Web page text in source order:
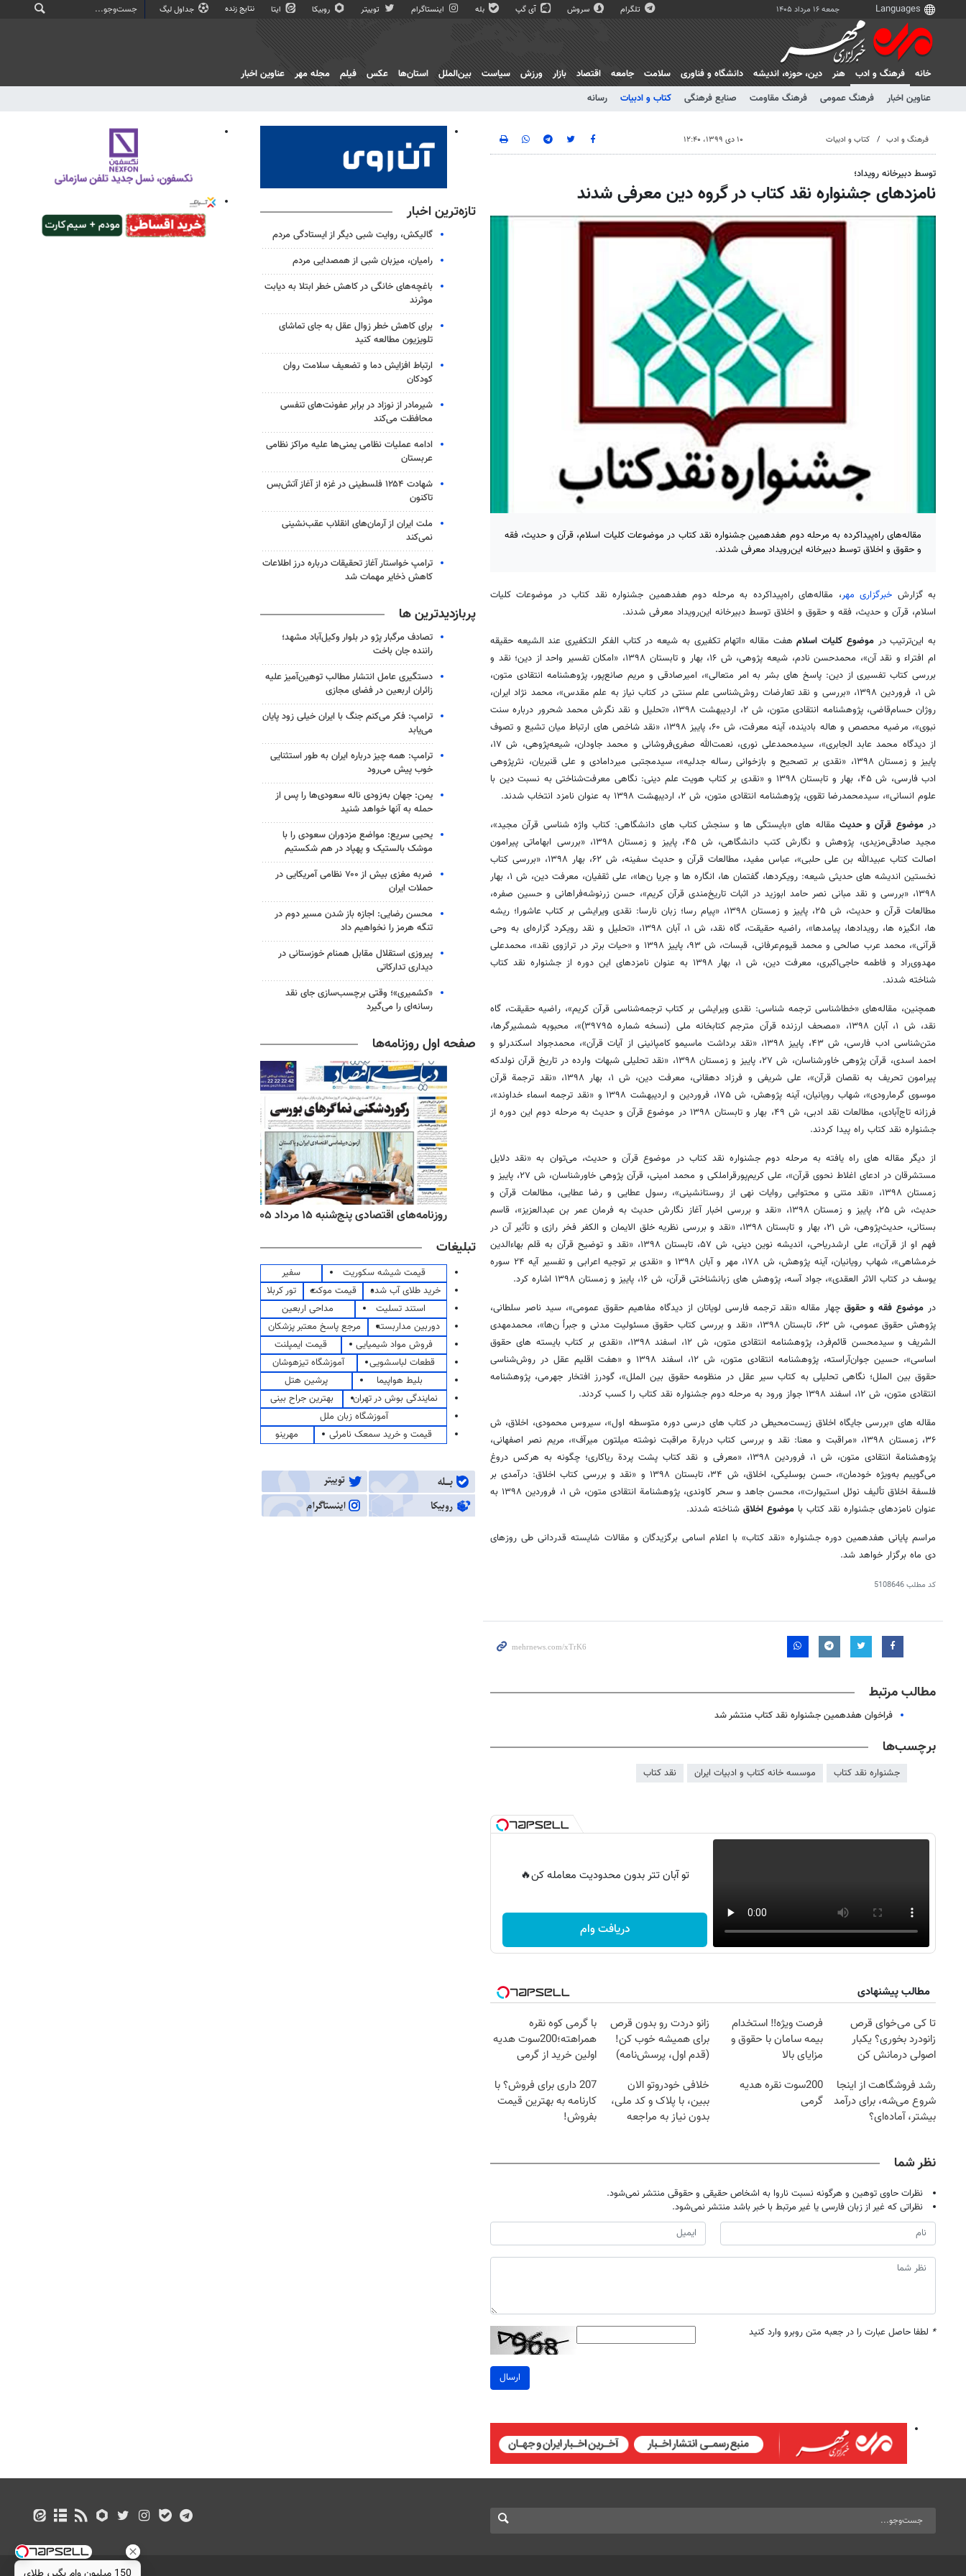
جمعه ۱۶ مرداد ۱۴۰۵ تلگرام سروش آی گپ بله اینستاگرام توییتر روبیکا ایتا نتایج زنده جداول لیگ
خانه
فرهنگ و ادب
عناوین اخبار
فرهنگ عمومی فرهنگ مقاومت صنایع فرهنگی کتاب و ادبیات رسانه
هنر دين، حوزه، انديشه دانشگاه و فناوری سلامت جامعه اقتصاد بازار ورزش سیاست بین‌الملل استان‌ها عکس فیلم مجله مهر عناوین اخبار
فرهنگ و ادب کتاب و ادبیات ۱۰ دی ۱۳۹۹، ۱۲:۴۰
توسط دبیرخانه رویداد؛
نامزدهای جشنواره نقد کتاب در گروه دین معرفی شدند
مقاله‌های راه‌پیداکرده به مرحله دوم هفدهمین جشنواره نقد کتاب در موضوعات کلیات اسلام، قرآن و حدیث، فقه
و حقوق و اخلاق توسط دبیرخانه این‌رویداد معرفی شدند.
به گزارش خبرگزاری مهر، مقاله‌های راه‌پیداکرده به مرحله دوم هفدهمین جشنواره نقد کتاب در موضوعات کلیات
اسلام، قرآن و حدیث، فقه و حقوق و اخلاق توسط دبیرخانه این‌رویداد معرفی شدند.
به این‌ترتیب در موضوع کلیات اسلامهفت مقاله «اتهام تکفیری به شیعه در کتاب الفکر التکفیری عند الشیعه حقیقه
ام افتراء و نقد آن»، محمدحسن نادم، شیعه پژوهی، ش ۱۶، بهار و تابستان ۱۳۹۸، «امکان تفسیر واحد از دین؛ نقد و
بررسی کتاب تفسیری از دین: پاسخ‌ های بشر به امر متعالی»، امیرصادقی و مریم صانع‌پور، پژوهشنامه انتقادی متون،
ش ۱، فروردین ۱۳۹۸، «بررسی و نقد تعارضات روش‌شناسی علم سنتی در کتاب نیاز به علم مقدس»، محمد نژاد ایران،
روژان حسام‌قاضی، پژوهشنامه انتقادی متون، ش ۲، اردیبهشت ۱۳۹۸، «تحلیل و نقد نگرش محمد شحرور درباره سنت
نبوی»، مرضیه محصص و هاله بادینده، آینه معرفت، ش ۶۰، پاییز ۱۳۹۸، «نقد شاخص های ارتباط میان تشیع و تصوف
از دیدگاه محمد عابد الجابری»، سیدمحمدعلی نوری، نعمت‌الله صفری‌فروشانی و محمد جاودان، شیعه‌پژوهی، ش ۱۷،
پاییز و زمستان ۱۳۹۸، «نقدی بر تصحیح و بازخوانی رساله جدلیه»، سیدمجتبی میردامادی و علی قنبریان، نثرپژوهی
ادب فارسی، ش ۴۵، بهار و تابستان ۱۳۹۸ و «نقدی بر کتاب هویت علم دینی: نگاهی معرفت‌شناختی به نسبت دین با
علوم انسانی»، سیدمحمدرضا تقوی، پژوهشنامه انتقادی متون، ش ۲، اردیبهشت ۱۳۹۸ به عنوان نامزد انتخاب شدند.
در موضوع قرآن و حدیث مقاله های «بایستگی ها و سنجش کتاب‌ های دانشگاهی: کتاب واژه شناسی قرآن مجید»،
مجید صادقی‌مزیدی، پژوهش و نگارش کتب دانشگاهی، ش ۴۵، پاییز و زمستان ۱۳۹۸، «بررسی ابهاماتی پیرامون
اصالت کتاب عبیدالله بن علی حلبی»، عباس مفید، مطالعات قرآن و حدیث سفینه، ش ۶۲، بهار ۱۳۹۸، «بررسی کتاب
نخستین اندیشه‌ های حدیثی شیعه: رویکردها، گفتمان‌ ها، انگاره ‌ها و جریا ن‌ها»، علی ثقفیان، معرفت دین، ش ۱، بهار
۱۳۹۸، «بررسی و نقد مبانی نصر حامد ابوزید در اثبات تاریخ‌مندی قرآن کریم»، حسن زرنوشه‌فراهانی و حسین صفره،
مطالعات قرآن و حدیث، ش ۲۵، پاییز و زمستان ۱۳۹۸، «پیام رسا؛ زبان نارسا: نقدی ویرایشی بر کتاب عاشورا؛ ریشه
‌ها، انگیزه ‌ها، رویدادها، پیامدها»، راضیه حقیقت، گاه نقد، ش ۱، آبان ۱۳۹۸، «تحلیل و نقد رویکرد گزاره‌ای به وحی
قرآنی»، محمد عرب‌ صالحی و محمد قیوم‌عرفانی، قبسات، ش ۹۳، پاییز ۱۳۹۸ و «حیات برتر در ترازوی نقد»، محمدعلی
مهدوی‌راد و فاطمه حاجی‌اکبری، معرفت دین، ش ۱، بهار ۱۳۹۸ به عنوان نامزدهای این دوره از جشنواره نقد کتاب
شناخته شدند.
همچنین، مقاله‌های «خطاشناسی ترجمه شناسی: نقدی ویرایشی بر کتاب ترجمه‌شناسی قرآن کریم»، راضیه حقیقت، گاه
نقد، ش ۱، آبان ۱۳۹۸، «مصحف ارزنده قرآن مترجم کتابخانه ملی (نسخه شماره ۳۹۷۹۵)»، محبوبه شمشیرگرها،
متن‌شناسی ادب فارسی، ش ۴۳، پاییز ۱۳۹۸، «نقد برداشت ماسیمو کامپانینی از آیات قرآن»، محمدجواد اسکندرلو و
احمد اسدی، قرآن پژوهی خاورشناسان، ش ۲۷، پاییز و زمستان ۱۳۹۸، «نقد تحلیلی شبهات وارده در تاریخ قرآن نولدکه
پیرامون تحریف به نقصان قرآن»، علی شریفی و فرزاد دهقانی، معرفت دین، ش ۱، بهار ۱۳۹۸، «نقد ترجمة قرآن
موسوی گرمارودی»، شهاب رویانیان، آینه پژوهش، ش ۱۷۵، فروردین و اردیبهشت ۱۳۹۸ و «نقد ترجمه اسماء خداوند»،
فرزانه تاج‌آبادی، مطالعات نقد ادبی، ش ۴۹، بهار و تابستان ۱۳۹۸ در موضوع قرآن و حدیث به مرحله دوم این دوره از
جشنواره نقد کتاب راه پیدا کردند.
از دیگر مقاله های راه یافته به مرحله دوم جشنواره نقد کتاب در موضوع قرآن و حدیث، می‌توان به «نقد دلایل
مستشرقان در ادعای اغلاط نحوی قرآن»، علی کریم‌پورقراملکی و محمد امینی، قرآن پژوهی خاورشناسان، ش ۲۷، پاییز و
زمستان ۱۳۹۸، «نقد متنی و محتوایی روایات نهی از روستانشینی»، رسول عطایی و رضا عطایی، مطالعات قرآن و
حدیث، ش ۲۵، پاییز و زمستان ۱۳۹۸، «نقد و بررسی اخبار آغاز نگارش حدیث به فرمان عمر بن عبدالعزیز»، قاسم
بستانی، حدیث‌پژوهی، ش ۲۱، بهار و تابستان ۱۳۹۸، «نقد و بررسی نظریه خلق الایمان و الکفر فخر رازی و تأثیر آن در
فهم او از قرآن»، علی ارشدریاحی، اندیشه نوین دینی، ش ۵۷، تابستان ۱۳۹۸، «نقد و توضیح قرآن به قلم بهاءالدین
خرمشاهی»، شهاب رویانیان، آینه پژوهش، ش ۱۷۸، مهر و آبان ۱۳۹۸ و «نقدی بر توجیه اعرابی و تفسیر آیه ۲۴ سوره
یوسف در کتاب الاثر العقدی»، جواد آسه، پژوهش های زبانشناختی قرآن، ش ۱۶، پاییز و زمستان ۱۳۹۸ اشاره کرد.
در موضوع فقه و حقوقچهار مقاله «نقد ترجمه فارسی لویاتان از دیدگاه مفاهیم حقوق عمومی»، سید ناصر سلطانی،
پژوهش حقوق عمومی، ش ۶۳، تابستان ۱۳۹۸، «نقد و بررسی کتاب حقوق مسئولیت مدنی و جبراً ن‌ها»، محمدمهدی
الشریف و سیدمحسن قائم‌فرد، پژوهشنامه انتقادی متون، ش ۱۲، اسفند ۱۳۹۸، «نقدی بر کتاب بایسته های حقوق
اساسی»، حسین جوان‌آراسته، پژوهشنامه انتقادی متون، ش ۱۲، اسفند ۱۳۹۸ و «هفت اقلیم عقل در روش‌شناسی
حقوق بین الملل؛ نگاهی تحلیلی به کتاب سیر عقل در منظومه حقوق بین ‌الملل»، گودرز افتخار جهرمی، پژوهشنامه
انتقادی متون، ش ۱۲، اسفند ۱۳۹۸ جواز ورود به مرحله دوم جشنواره نقد کتاب را کسب کردند.
مقاله های «بررسی جایگاه اخلاق زیست‌محیطی در کتاب های درسی دوره متوسطه اول»، سیروس محمودی، اخلاق، ش
۳۶، زمستان ۱۳۹۸، «مراقبت و معنا: نقد و بررسی کتاب دربارة مراقبت نوشته میلتون میرآف»، مریم نصر اصفهانی،
پژوهشنامة انتقادی متون، ش ۱، فروردین ۱۳۹۸، «معرفی و نقد کتاب پشت پردة ریاکاری؛ چگونه به هرکس دروغ
می‌گوییم به‌ویژه خودمان»، حسن بوسلیکی، اخلاق، ش ۳۴، تابستان ۱۳۹۸ و «نقد و بررسی کتاب اخلاق: درآمدی بر
فلسفة اخلاق تألیف نوئل استیوارت»، محسن جاهد و سحر کاوندی، پژوهشنامة انتقادی متون، ش ۱، فروردین ۱۳۹۸ به
عنوان نامزدهای جشنواره نقد کتاب با موضوع اخلاق شناخته شدند.
مراسم پایانی هفدهمین دوره جشنواره «نقد کتاب» با اعلام اسامی برگزیدگان و مقالات شایسته قدردانی طی روزهای
دی ماه برگزار خواهد شد.
کد مطلب5108646
مطالب مرتبط
فراخوان هفدهمین جشنواره نقد کتاب منتشر شد
برچسب‌ها
جشنواره نقد کتاب موسسه خانه کتاب و ادبیات ایران نقد کتاب
تو آبان تتر بدون محدودیت معامله کن🔥
دریافت وام
مطالب پیشنهادی
تا کی می‌خوای قرص
زانودرد بخوری؟ یکبار
اصولی درمانش کن
فرصت ویژه‼️ استخدام
بیمه سامان با حقوق و
مزایای بالا
زانو دردت رو بدون قرص
برای همیشه خوب کن!
(قدم اول، پرسش‌نامه)
با گرمی کوه نقره
همراهته؛200سوت هدیه
اولین خرید از گرمی
رشد فروشگاهت از اینجا
شروع می‌شه، برای درآمد
بیشتر، آماده‌ای؟
200سوت نقره هدیه
گرمی
خلافی خودروتو الان
ببین، با پلاک و کد ملی،
بدون نیاز به مراجعه
207 داری برای فروش؟ با
کارنامه به بهترین قیمت
بفروش!
نظر شما
نظرات حاوی توهین و هرگونه نسبت ناروا به اشخاص حقیقی و حقوقی منتشر نمی‌شود.
نظراتی که غیر از زبان فارسی یا غیر مرتبط با خبر باشد منتشر نمی‌شود.
* لطفا حاصل عبارت را در جعبه متن روبرو وارد کنید
ارسال
تازه‌ترین اخبار
گالیکش، روایت شبی دیگر از ایستادگی مردم
رامیان، میزبان شبی از همصدایی مردم
باغچه‌های خانگی در کاهش خطر ابتلا به دیابت
موثرند
برای کاهش خطر زوال عقل به جای تماشای
تلویزیون مطالعه کنید
ارتباط افزایش دما و تضعیف سلامت روان
کودکان
شیرمادر از نوزاد در برابر عفونت‌های تنفسی
محافظت می‌کند
ادامه عملیات نظامی یمنی‌ها علیه مراکز نظامی
عربستان
شهادت ۱۲۵۴ فلسطینی در غزه از آغاز آتش‌بس
تاکنون
ملت ایران از آرمان‌های انقلاب عقب‌نشینی
نمی‌کند
ترامپ خواستار آغاز تحقیقات درباره درز اطلاعات
کاهش ذخایر مهمات شد
پربازدیدترین ها
تصادف مرگبار پژو در بلوار وکیل‌آباد مشهد؛
راننده جان باخت
دستگیری عامل انتشار مطالب توهین‌آمیز علیه
زائران اربعین در فضای مجازی
ترامپ: فکر می‌کنم جنگ با ایران خیلی زود پایان
می‌یابد
ترامپ: همه چیز درباره ایران به طور استثنایی
خوب پیش می‌رود
یمن: جهان به‌زودی ناله سعودی‌ها را پس از
حمله به آنها خواهد شنید
یحیی سریع: مواضع مزدوران سعودی را با
موشک بالستیک و پهپاد در هم شکستیم
ضربه مغزی بیش از ۷۰۰ نظامی آمریکایی در
حملات ایران
محسن رضایی: اجازه باز شدن مسیر دوم در
تنگه هرمز را نخواهیم داد
پیروزی استقلال مقابل همنام خوزستانی در
دیداری تدارکاتی
«کشمیری»؛ وقتی برچسب‌سازی جای نقد
رسانه‌ای را می‌گیرد
صفحه اول روزنامه‌ها
روزنامه‌های صبح پنج‌شنبه ۱۵ مرداد ۱۴۰۵ روزنامه‌های ورزشی پنج‌شنبه ۱۵ مرداد ۱۴۰۵ روزنامه‌های اقتصادی پنج‌شنبه ۱۵ مرداد ۱۴۰۵
تبلیغات
قیمت شیشه سکوریت
سفیر
خرید طلای آب شده
قیمت موکت
تور کربلا
استند تسلیت
مداحی اربعین
دوربین مداربسته
مرجع پاسخ معتبر پزشکان
فروش مواد شیمیایی
قیمت ایمپلنت
قطعات لباسشویی
آموزشگاه تیزهوشان
بلیط هواپیما
پرشین هتل
نمایندگی بوش در تهران
بهترین جراح بینی
آموزشگاه زبان ملل
قیمت و خرید سمعک نامرئی
مهرینو